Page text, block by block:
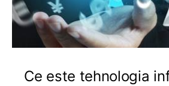
Ce este tehnologia